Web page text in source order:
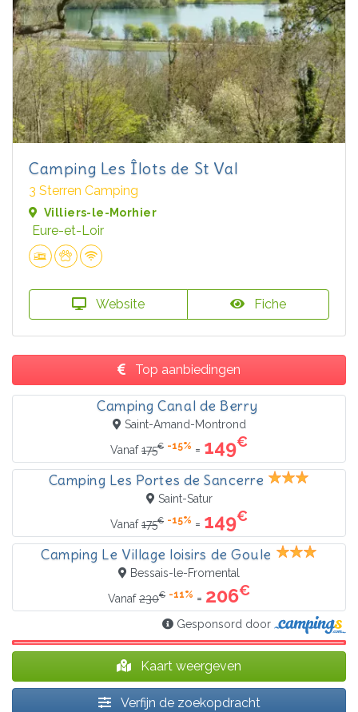
Camping Les Îlots de St Val
3 Sterren Camping
Villiers-le-Morhier
Eure-et-Loir
Website Fiche
Top aanbiedingen
Camping Canal de Berry
Saint-Amand-Montrond
Vanaf175€ -15% = 149€
Camping Les Portes de Sancerre
Saint-Satur
Vanaf175€ -15% = 149€
Camping Le Village loisirs de Goule
Bessais-le-Fromental
Vanaf230€ -11% = 206€
Gesponsord door
Kaart weergeven
Verfijn de zoekopdracht